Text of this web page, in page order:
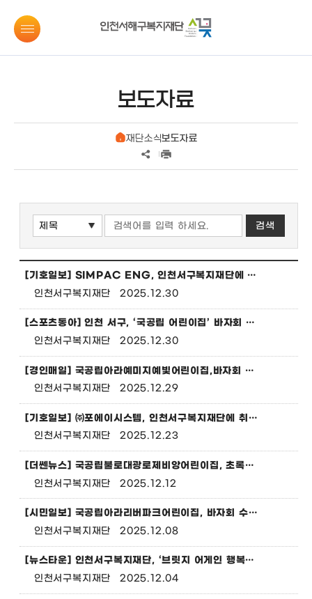
보도자료
재단소식보도자료
[기호일보] SIMPAC ENG, 인천서구복지재단에 취약계층 위한 성금 기탁
인천서구복지재단
2025.12.30
[스포츠동아] 인천 서구, ‘국공립 어린이집’ 바자회 수익금 전액 서구복지재단에 기탁
인천서구복지재단
2025.12.30
[경인매일] 국공립아라예미지예빛어린이집,바자회 수익금 전액 인천서구복지재단에 기탁
인천서구복지재단
2025.12.29
[기호일보] ㈜포에이시스템, 인천서구복지재단에 취약계층 위해 2천만 원 기탁
인천서구복지재단
2025.12.23
[더쎈뉴스] 국공립불로대광로제비앙어린이집, 초록나눔아트페어 수익금 전액 인천서구복지재단 기탁
인천서구복지재단
2025.12.12
[시민일보] 국공립아라리버파크어린이집, 바자회 수익금 전액 인천서구복지재단에 기탁
인천서구복지재단
2025.12.08
[뉴스타운] 인천서구복지재단, ‘브릿지 어게인 행복캠프’ 성료
인천서구복지재단
2025.12.04